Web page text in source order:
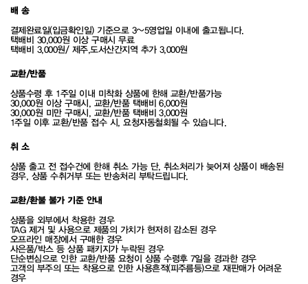
배 송
결제완료일(입금확인일) 기준으로 3~5영업일 이내에 출고됩니다.
택배비 30,000원 이상 구매시 무료
택배비 3,000원/ 제주,도서산간지역 추가 3,000원
교환/반품
상품수령 후 1주일 이내 미착화 상품에 한해 교환/반품가능
30,000원 이상 구매시, 교환/반품 택배비 6,000원
30,000원 미만 구매시, 교환/반품 택배비 3,000원
1주일 이후 교환/반품 접수 시, 요청자동철회될 수 있습니다.
취 소
상품 출고 전 접수건에 한해 취소 가능 단, 취소처리가 늦어져 상품이 배송된
경우, 상품 수취거부 또는 반송처리 부탁드립니다.
교환/환불 불가 기준 안내
상품을 외부에서 착용한 경우
TAG 제거 및 사용으로 제품의 가치가 현저히 감소된 경우
오프라인 매장에서 구매한 경우
사은품/박스 등 상품 패키지가 누락된 경우
단순변심으로 인한 교환/반품 요청이 상품 수령후 7일을 경과한 경우
고객의 부주의 또는 착용으로 인한 사용흔적(피주름등)으로 재판매가 어려운
경우